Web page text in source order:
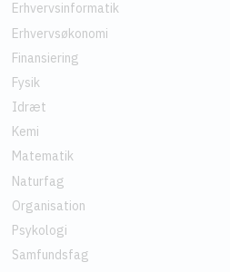
Erhvervsinformatik
Erhvervsøkonomi
Finansiering
Fysik
Idræt
Kemi
Matematik
Naturfag
Organisation
Psykologi
Samfundsfag